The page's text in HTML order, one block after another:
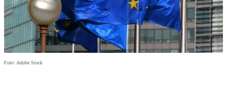
Foto: Adobe Stock